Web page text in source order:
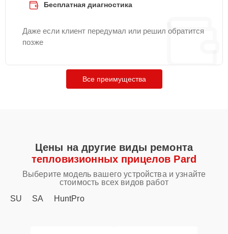
Бесплатная диагностика
Даже если клиент передумал или решил обратится
позже
Все преимущества
Цены на другие виды ремонта
тепловизионных прицелов Pard
Выберите модель вашего устройства и узнайте
стоимость всех видов работ
SU
SA HuntPro